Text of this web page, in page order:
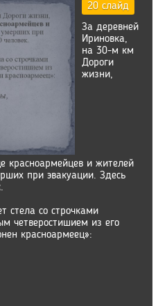
20 слайд
За деревней
Ириновка,
на 30-м км
Дороги
жизни,
красноармейцев и жителей
при эвакуации. Здесь
стела со строчками
четверостишием из его
красноармеец»: